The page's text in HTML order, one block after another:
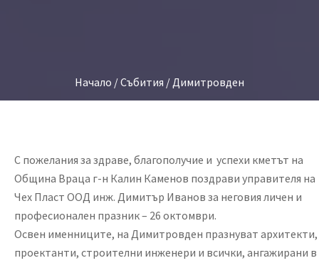
Начало /Събития / Димитровден
С пожелания за здраве, благополучие и успехи кметът на
Община Враца г-н Калин Каменов поздрави управителя на
Чех Пласт ООД инж. Димитър Иванов за неговия личен и
професионален празник – 26 октомври.
Освен именниците, на Димитровден празнуват архитекти,
проектанти, строителни инженери и всички, ангажирани в